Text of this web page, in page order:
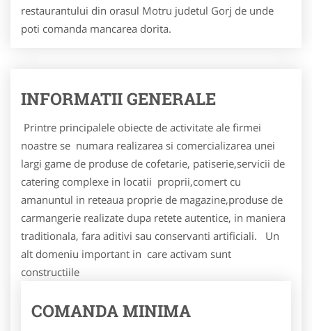
restaurantului din orasul Motru judetul Gorj de unde
poti comanda mancarea dorita.
INFORMATII GENERALE
Printre principalele obiecte de activitate ale firmei
noastre se numara realizarea si comercializarea unei
largi game de produse de cofetarie, patiserie,servicii de
catering complexe in locatii proprii,comert cu
amanuntul in reteaua proprie de magazine,produse de
carmangerie realizate dupa retete autentice, in maniera
traditionala, fara aditivi sau conservanti artificiali. Un
alt domeniu important in care activam sunt
constructiile
COMANDA MINIMA